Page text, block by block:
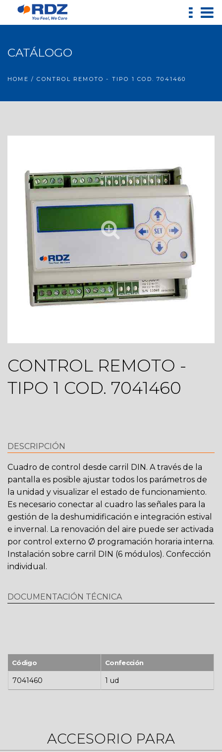
CATÁLOGO
HOME / CONTROL REMOTO - TIPO 1 COD. 7041460
CONTROL REMOTO -
TIPO 1 COD. 7041460
DESCRIPCIÓN
Cuadro de control desde carril DIN. A través de la
pantalla es posible ajustar todos los parámetros de
la unidad y visualizar el estado de funcionamiento.
Es necesario conectar al cuadro las señales para la
gestión de la deshumidificación e integración estival
e invernal. La renovación del aire puede ser activada
por control externo Ø programación horaria interna.
Instalación sobre carril DIN (6 módulos). Confección
individual.
DOCUMENTACIÓN TÉCNICA
Código Confección
7041460 1 ud
ACCESORIO PARA